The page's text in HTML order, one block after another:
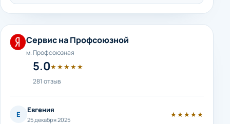
Сервис на Профсоюзной
м. Профсоюзная
5.0★★★★★
281 отзыв
Е Евгения
25 декабря 2025
★★★★★